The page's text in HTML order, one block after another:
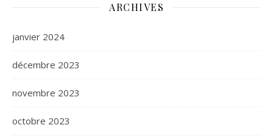
ARCHIVES
janvier 2024
décembre 2023
novembre 2023
octobre 2023